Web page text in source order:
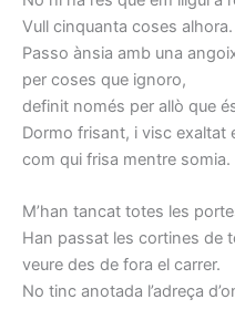
Vull cinquanta coses alhora.
Passo ànsia amb una
per coses que ignoro,
definit només per allò que
Dormo frisant, i visc exaltat
com qui frisa mentre somia.
M’han tancat totes les
Han passat les cortines de
veure des de fora el carrer.
No tinc anotada l’adreça